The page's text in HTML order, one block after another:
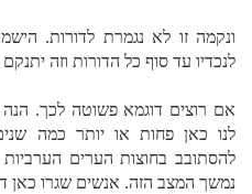
ונקמה זו לא נגמרת לדורות.
לנכדיו עד סוף כל הדורות וזה
אם רוצים דוגמא פשוטה לכך.
לנו כאן פחות או יותר כמה
להסתובב בחוצות הערים
נמשך המצב הזה. אנשים שגרו כאן